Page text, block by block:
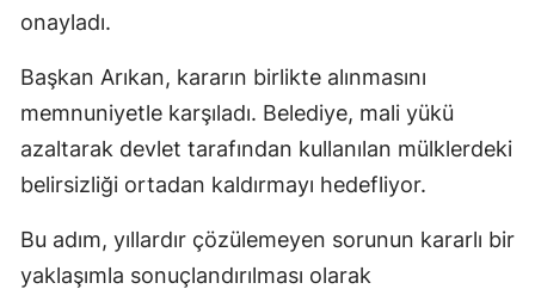
onayladı.
Başkan Arıkan, kararın birlikte alınmasını
memnuniyetle karşıladı. Belediye, mali yükü
azaltarak devlet tarafından kullanılan mülklerdeki
belirsizliği ortadan kaldırmayı hedefliyor.
Bu adım, yıllardır çözülemeyen sorunun kararlı bir
yaklaşımla sonuçlandırılması olarak